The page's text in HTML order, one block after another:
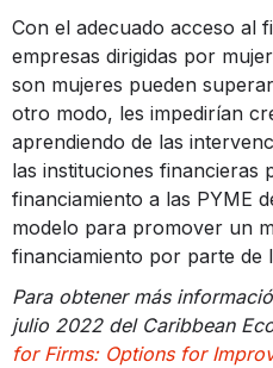
Con el adecuado acceso al
empresas dirigidas por
son mujeres pueden
otro modo, les impedirían
aprendiendo de las
las instituciones financieras
financiamiento a las PYME
modelo para promover un
financiamiento por parte de
Para obtener más
julio 2022 del Caribbean
for Firms: Options for